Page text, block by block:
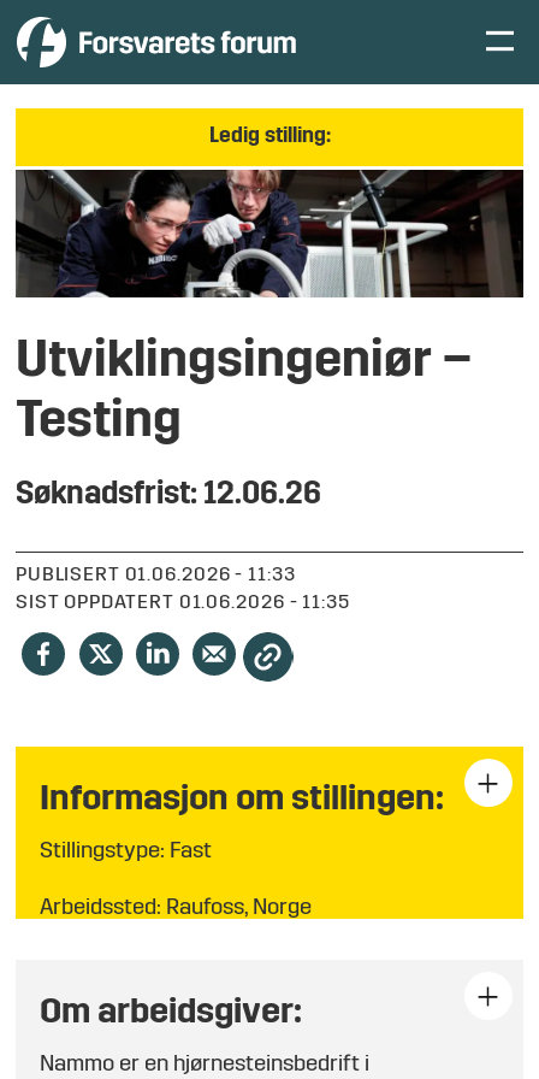
Ledig stilling:
Utviklingsingeniør –
Testing
Søknadsfrist: 12.06.26
PUBLISERT
01.06.2026 - 11:33
SIST OPPDATERT
01.06.2026 - 11:35
Informasjon om stillingen:
Stillingstype: Fast
Arbeidssted: Raufoss, Norge
Om arbeidsgiver:
Nammo er en hjørnesteinsbedrift i